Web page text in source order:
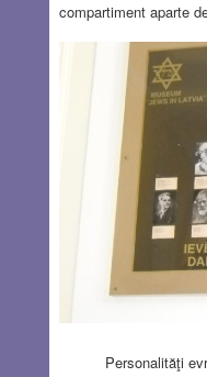
compartiment aparte
Personalităţi